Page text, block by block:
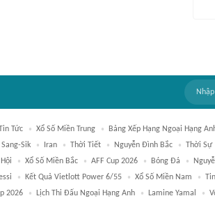
Tức Xổ Số Miền Trung Bảng Xếp Hạng Ngoại Hạng
Sik Iran Thời Tiết Nguyễn Đình Bắc Thời Sự
Xổ Số Miền Bắc AFF Cup 2026 Bóng Đá
Kết Quả Vietlott Power 6/55 Xổ Số Miền Nam
2026 Lịch Thi Đấu Ngoại Hạng Anh Lamine Yamal